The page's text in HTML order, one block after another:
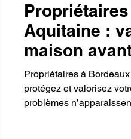
Aquitaine :
maison
problèmes
Propriétaires à
protégez et valorisez
problèmes